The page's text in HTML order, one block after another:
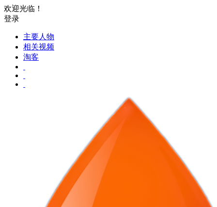
欢迎光临！
登录
主要人物
相关视频
淘客